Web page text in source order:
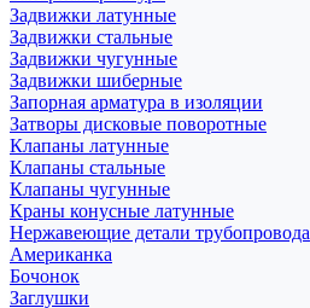
Задвижки латунные
Задвижки стальные
Задвижки чугунные
Задвижки шиберные
Запорная арматура в изоляции
Затворы дисковые поворотные
Клапаны латунные
Клапаны стальные
Клапаны чугунные
Краны конусные латунные
Нержавеющие детали трубопровода
Американка
Бочонок
Заглушки